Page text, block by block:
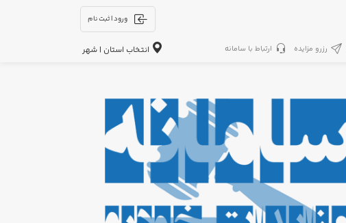
ورود | ثبت نام
رزرو مزایده ارتباط با سامانه انتخاب استان | شهر